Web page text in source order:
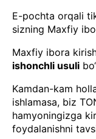
E-pochta orqali
sizning Maxfiy
Maxfiy ibora
ishonchli usuli
Kamdan-kam
ishlamasa, biz
hamyoningizga
foydalanishni